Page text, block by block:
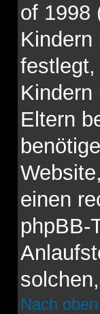
of 1998
Kindern
Eltern
einen
phpBB-
Nach oben